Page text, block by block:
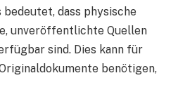
bedeutet, dass physische
unveröffentlichte Quellen
sind. Dies kann für
benötigen,